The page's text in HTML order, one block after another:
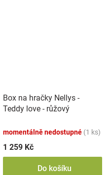
Box na hračky Nellys -
Teddy love - růžový
momentálně nedostupné (1 ks)
1 259 Kč
Do košíku